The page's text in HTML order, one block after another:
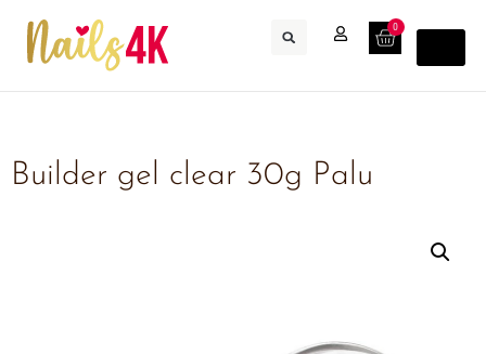
0
Builder gel clear 30g Palu